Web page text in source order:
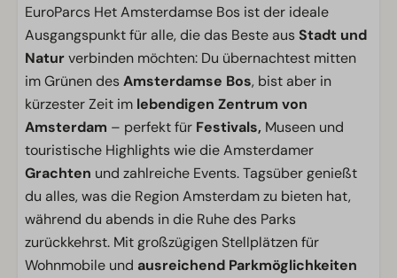
EuroParcs Het Amsterdamse Bos ist der ideale
Ausgangspunkt für alle, die das Beste aus Stadt und
Naturverbinden möchten: Du übernachtest mitten
im Grünen desAmsterdamse Bos, bist aber in
kürzester Zeit im lebendigen Zentrum von
Amsterdam – perfekt für Festivals, Museen und
touristische Highlights wie die Amsterdamer
Grachten und zahlreiche Events. Tagsüber genießt
du alles, was die Region Amsterdam zu bieten hat,
während du abends in die Ruhe des Parks
zurückkehrst. Mit großzügigen Stellplätzen für
Wohnmobile und ausreichend Parkmöglichkeiten